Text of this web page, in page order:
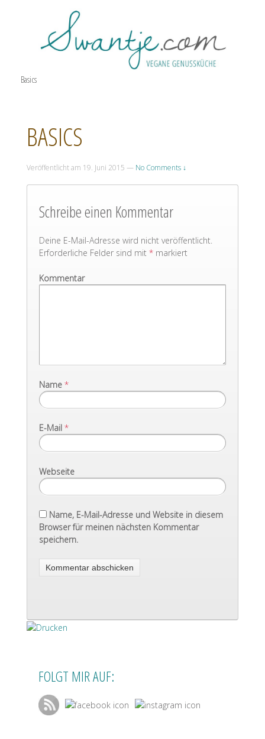
Basics
BASICS
Veröffentlicht am 19. Juni 2015 — No Comments ↓
Schreibe einen Kommentar
Deine E-Mail-Adresse wird nicht veröffentlicht.
Erforderliche Felder sind mit * markiert
Kommentar
Name *
E-Mail *
Webseite
Name, E-Mail-Adresse und Website in diesem
Browser für meinen nächsten Kommentar
speichern.
FOLGT MIR AUF: